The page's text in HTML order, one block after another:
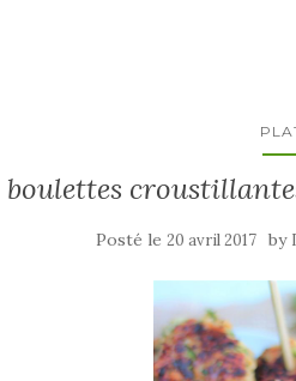
boulettes
Posté le 20 avril 2017 by